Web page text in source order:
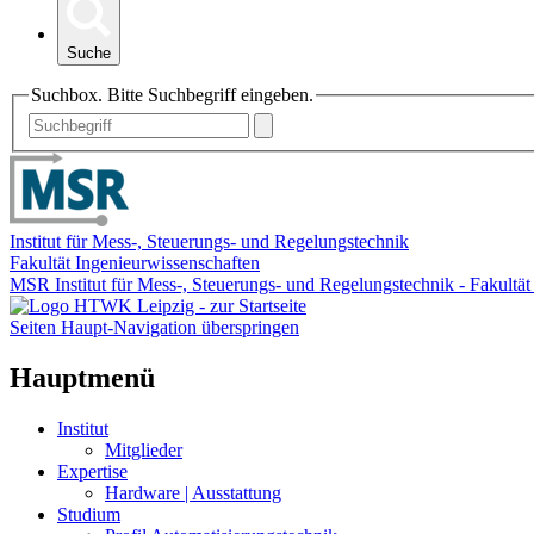
Suche
Suchbox. Bitte Suchbegriff eingeben.
Institut für Mess-, Steuerungs- und Regelungstechnik
Fakultät Ingenieurwissenschaften
MSR Institut für Mess-, Steuerungs- und Regelungstechnik -
Seiten Haupt-Navigation überspringen
Hauptmenü
Institut
Mitglieder
Expertise
Hardware | Ausstattung
Studium